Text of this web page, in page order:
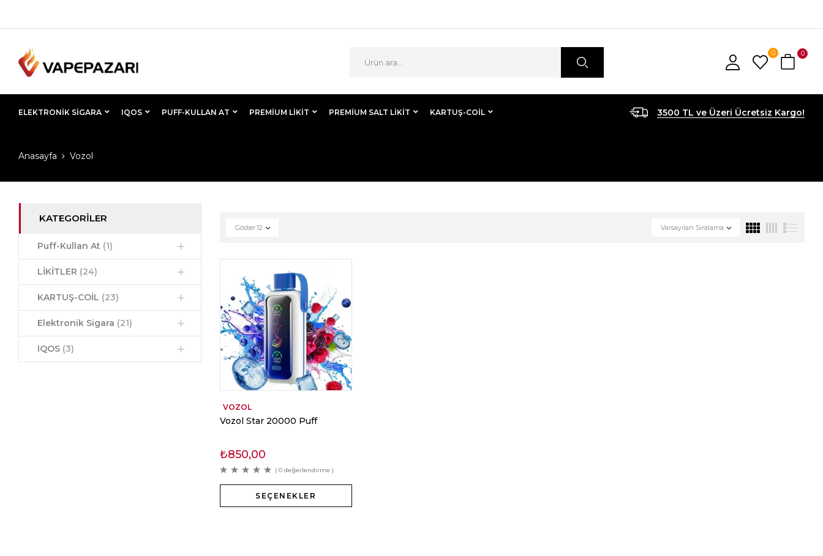
0 0
ELEKTRONIK SIGARA IQOS PUFF-KULLAN AT PREMIUM LIKIT PREMIUM SALT LIKIT KARTUŞ-COİL 3500 TL ve Üzeri Ücretsiz Kargo!
Anasayfa Vozol
KATEGORILER
Puff-Kullan At (1)
LİKİTLER (24)
KARTUŞ-COİL (23)
Elektronik Sigara (21)
IQOS (3)
Varsayılan Sıralama
Göster12
VOZOL
Vozol Star 20000 Puff
₺850,00
( 0 değerlendirme )
SEÇENEKLER